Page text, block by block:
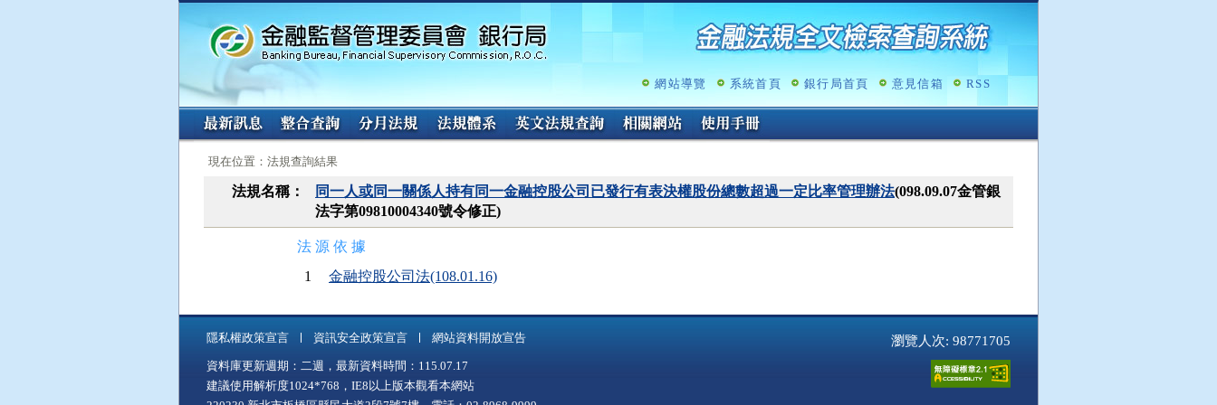
跳
容
網站導覽 系統首頁 銀行局首頁 意見信箱 RSS
:::
現在位置：法規查詢結果
法規名稱： 同一人或同一關係人持有同一金融控股公司已發行有表決權股份總數超過一定比率管理辦法(098.09.07金管銀
法字第09810004340號令修正)
法 源 依 據
1
金融控股公司法(108.01.16)
隱私權政策宣言 資訊安全政策宣言 網站資料開放宣告 瀏覽人次: 98771705
資料庫更新週期：二週，最新資料時間：115.07.17
建議使用解析度1024*768，IE8以上版本觀看本網站